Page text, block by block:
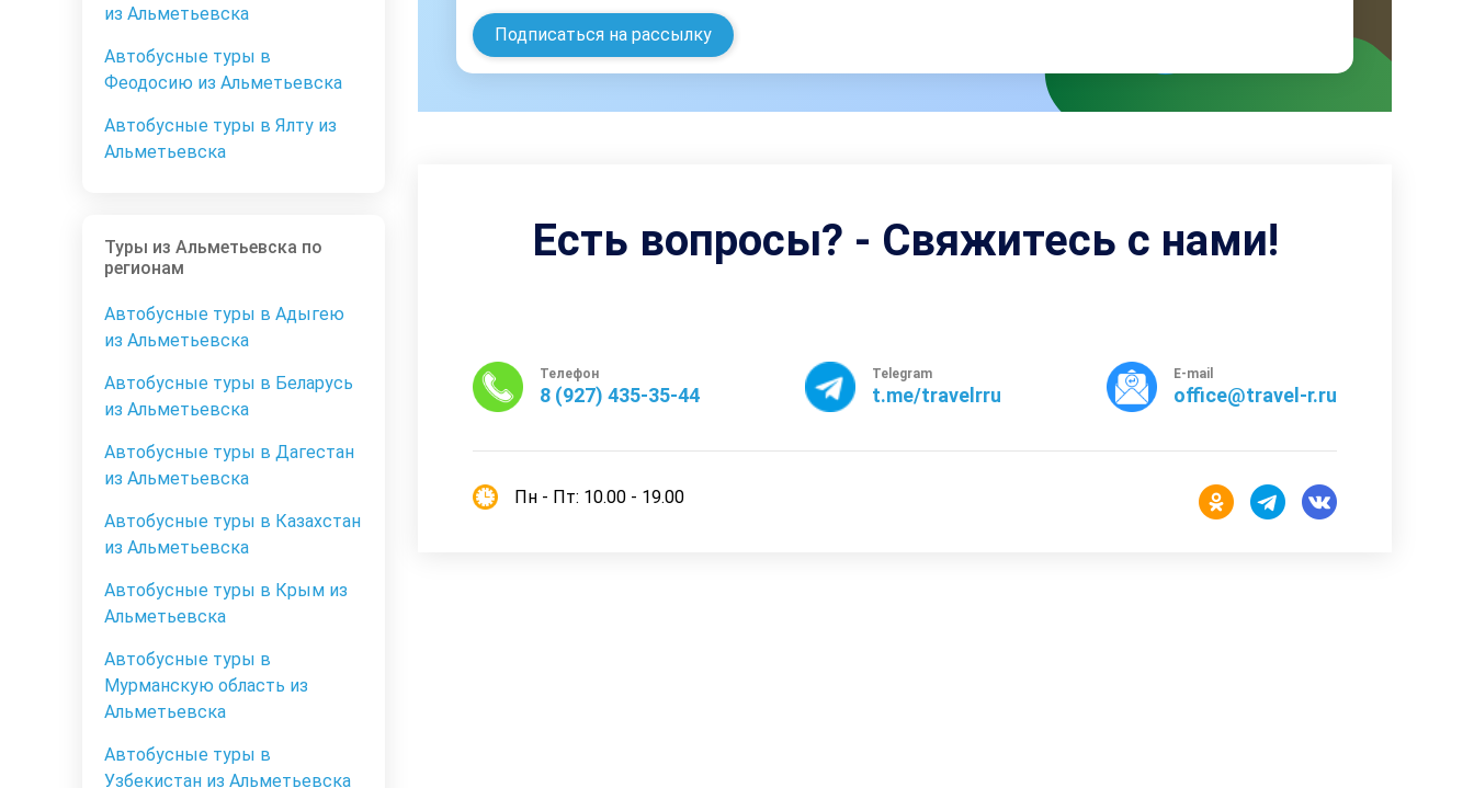
из Альметьевска
Автобусные туры в
Феодосию из Альметьевска
Автобусные туры в Ялту из
Альметьевска
Туры из Альметьевска по
регионам
Автобусные туры в Адыгею
из Альметьевска
Автобусные туры в Беларусь
из Альметьевска
Автобусные туры в Дагестан
из Альметьевска
Автобусные туры в Казахстан
из Альметьевска
Автобусные туры в Крым из
Альметьевска
Автобусные туры в
Мурманскую область из
Альметьевска
Автобусные туры в
Узбекистан из Альметьевска
Подписаться на рассылку
Есть вопросы? - Свяжитесь с нами!
Телефон
8 (927) 435-35-44
Telegram
t.me/travelrru
E-mail
office@travel-r.ru
Пн - Пт: 10.00 - 19.00